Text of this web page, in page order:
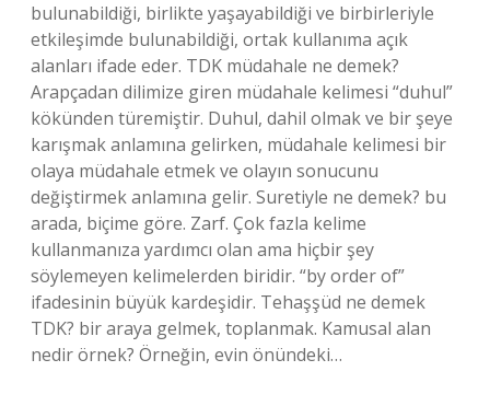
bulunabildiği, birlikte yaşayabildiği ve birbirleriyle
etkileşimde bulunabildiği, ortak kullanıma açık
alanları ifade eder. TDK müdahale ne demek?
Arapçadan dilimize giren müdahale kelimesi “duhul”
kökünden türemiştir. Duhul, dahil olmak ve bir şeye
karışmak anlamına gelirken, müdahale kelimesi bir
olaya müdahale etmek ve olayın sonucunu
değiştirmek anlamına gelir. Suretiyle ne demek? bu
arada, biçime göre. Zarf. Çok fazla kelime
kullanmanıza yardımcı olan ama hiçbir şey
söylemeyen kelimelerden biridir. “by order of”
ifadesinin büyük kardeşidir. Tehaşşüd ne demek
TDK? bir araya gelmek, toplanmak. Kamusal alan
nedir örnek? Örneğin, evin önündeki…